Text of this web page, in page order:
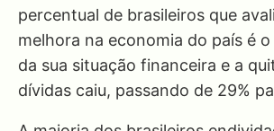
percentual de brasileiros que
melhora na economia do país é
da sua situação financeira e a
dívidas caiu, passando de 29%